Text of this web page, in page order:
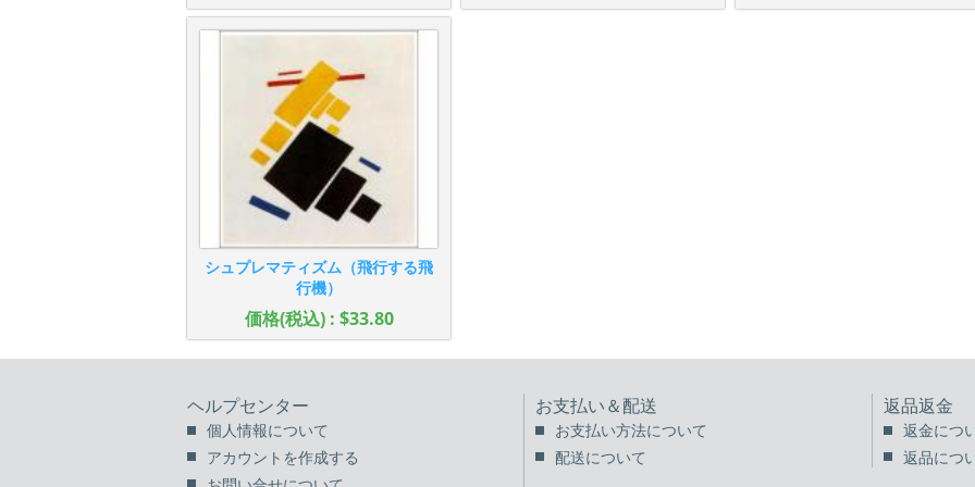
シュプレマティズム（飛行する飛
行機）
価格(税込) : $33.80
ヘルプセンター
個人情報について
アカウントを作成する
お支払い＆配送
お支払い方法について
配送について
返品返金
返金につ
返品につ